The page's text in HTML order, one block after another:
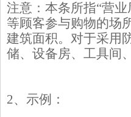
注意：本条所指“营
等顾客参与购物的场
建筑面积。对于采用
储、设备房、工具间
2、示例：